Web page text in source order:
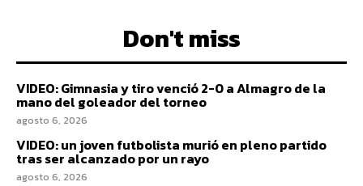
Don't miss
VIDEO: Gimnasia y tiro venció 2-0 a Almagro de la
mano del goleador del torneo
agosto 6, 2026
VIDEO: un joven futbolista murió en pleno partido
tras ser alcanzado por un rayo
agosto 6, 2026